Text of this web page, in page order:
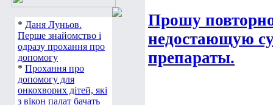
* Даня Луньов.
Перше знайомство і
одразу прохання про
допомогу
* Прохання про
допомогу для
онкохворих дітей, які
з вікон палат бачать
Прошу
недостающую
препараты.